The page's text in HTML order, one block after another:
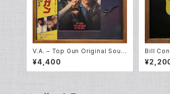
V.A. – Top Gun Original Soun
dtrack (LP)
¥4,400
Bill
iginal
ack)